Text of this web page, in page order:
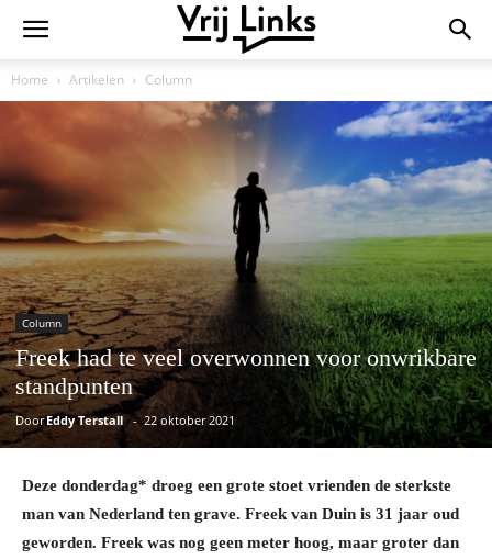
Home Artikelen Column
Column
Freek had te veel overwonnen voor onwrikbare
standpunten
DoorEddy Terstall - 22 oktober 2021
Deze donderdag* droeg een grote stoet vrienden de sterkste
man van Nederland ten grave. Freek van Duin is 31 jaar oud
geworden. Freek was nog geen meter hoog, maar groter dan